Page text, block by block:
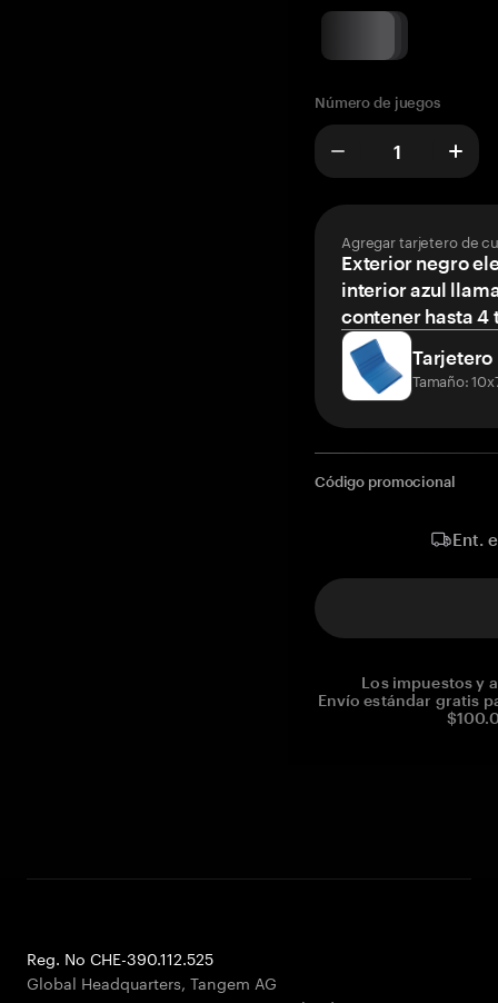
Número de juegos
Agregar tarjetero de
Exterior negro
interior azul
contener hasta 4
Tarjetero
Tamaño:
Código promocional
Ent.
Los impuestos y
Envío estándar gratis
Reg. No CHE-390.112.525
Global Headquarters, Tangem AG